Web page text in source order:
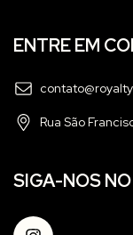
ENTRE EM
Rua São
SIGA-NOS